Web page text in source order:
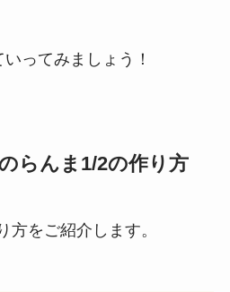
ってみましょう！
らんま1/2の作り方
方をご紹介します。